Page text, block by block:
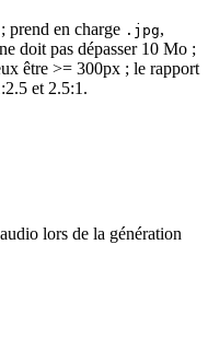
prend en charge .jpg,
doit pas dépasser 10 Mo ;
être >= 300px ; le rapport
et 2.5:1.
lors de la génération